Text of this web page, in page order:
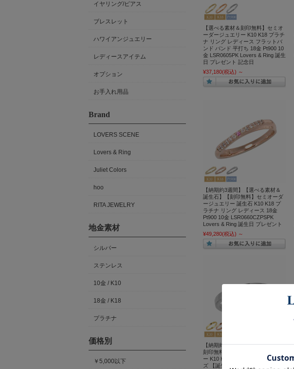
【選べる素材＆刻印無料】セミオ
ーダージュエリー K10 K18 プラチ
ナ リング レディース フラットバ
ンド バンド 平打ち 18金 Pt900 10
金 LSR0605PK Lovers & Ring 誕生
日 プレゼント 記念日
¥37,180(税込) ～
【納期約3週間】【選べる素材＆
誕生石】【刻印無料】セミオーダ
ージュエリー 誕生石 K10 K18 プ
ラチナ リング レディース 18金
Pt900 10金 LSR0660CZPSPK
Lovers & Ring 誕生日 プレゼント
¥49,280(税込) ～
【納期約3週間】【選べる素材＆
刻印無料】セミオーダージュエリ
ー K10 K18 プラチナ リング メン
ズ 【誕生石裏石対応】 18金 Pt900
イヤリング/ピアス
ブレスレット
ハワイアンジュエリー
レディースアイテム
オプション
お手入れ用品
Brand
LOVERS SCENE
Lovers & Ring
Juliet Colors
hoo
RITA JEWELRY
地金素材
シルバー
ステンレス
10金 / K10
18金 / K18
プラチナ
価格別
￥5,000以下